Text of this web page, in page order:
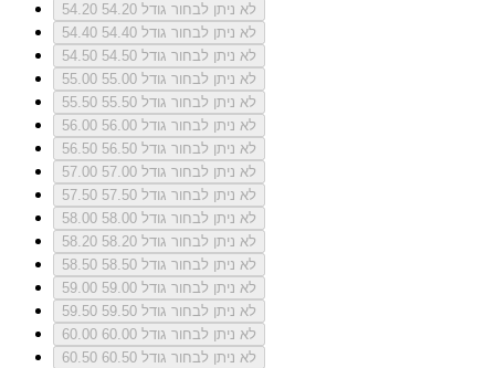
54.20
לא ניתן לבחור גודל 54.20
54.40
לא ניתן לבחור גודל 54.40
54.50
לא ניתן לבחור גודל 54.50
55.00
לא ניתן לבחור גודל 55.00
55.50
לא ניתן לבחור גודל 55.50
56.00
לא ניתן לבחור גודל 56.00
56.50
לא ניתן לבחור גודל 56.50
57.00
לא ניתן לבחור גודל 57.00
57.50
לא ניתן לבחור גודל 57.50
58.00
לא ניתן לבחור גודל 58.00
58.20
לא ניתן לבחור גודל 58.20
58.50
לא ניתן לבחור גודל 58.50
59.00
לא ניתן לבחור גודל 59.00
59.50
לא ניתן לבחור גודל 59.50
60.00
לא ניתן לבחור גודל 60.00
60.50
לא ניתן לבחור גודל 60.50